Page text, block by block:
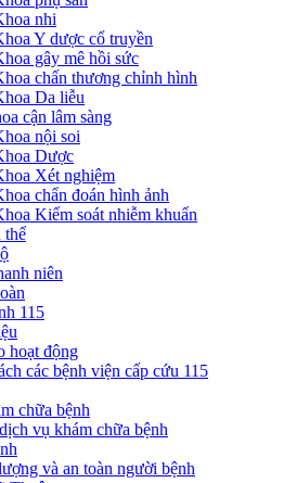
nhi
Y dược cổ truyền
gây mê hồi sức
chấn thương chỉnh hình
Da liễu
cận lâm sàng
nội soi
Dược
Xét nghiệm
chẩn đoán hình ảnh
Kiểm soát nhiễm khuẩn
thể
niên
115
hoạt động
các bệnh viện cấp cứu 115
chữa bệnh
vụ khám chữa bệnh
và an toàn người bệnh